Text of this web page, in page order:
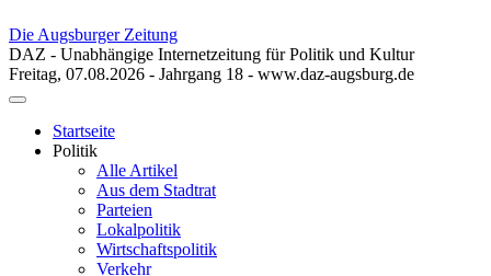
Die Augsburger Zeitung
DAZ - Unabhängige Internetzeitung für Politik und Kultur
Freitag, 07.08.2026 - Jahrgang 18 - www.daz-augsburg.de
Toggle
navigationStartseite
Politik
Alle Artikel
Aus dem Stadtrat
Parteien
Lokalpolitik
Wirtschaftspolitik
Verkehr